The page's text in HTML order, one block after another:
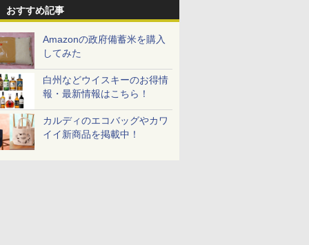
おすすめ記事
Amazonの政府備蓄米を購入
してみた
白州などウイスキーのお得情
報・最新情報はこちら！
カルディのエコバッグやカワ
イイ新商品を掲載中！